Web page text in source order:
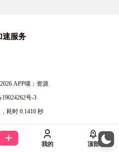
速服务
APP喵：资源
号-3
耗时 0.1410 秒
我的 顶部